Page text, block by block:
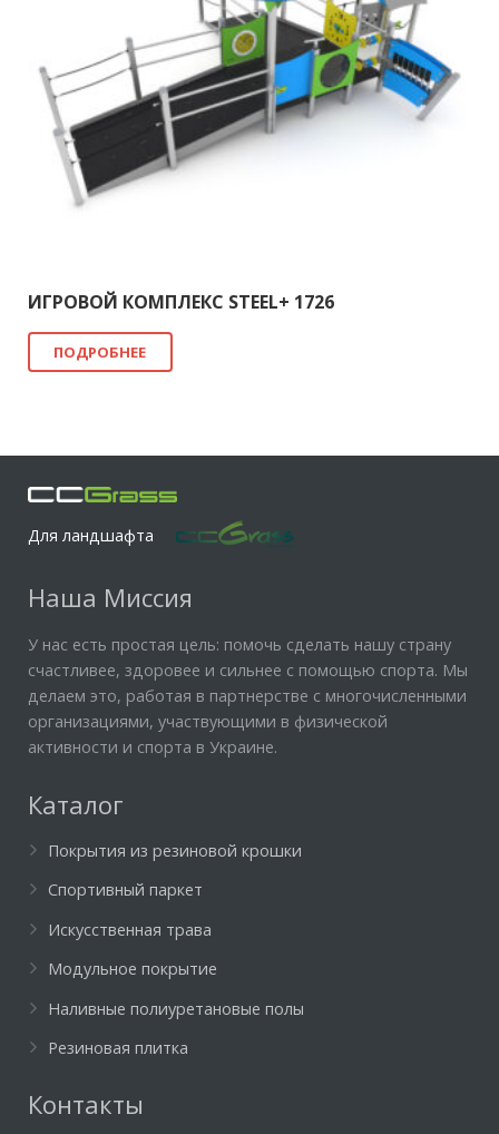
ИГРОВОЙ КОМПЛЕКС STEEL+ 1726
ПОДРОБНЕЕ
Для ландшафта
Наша Миссия
У нас есть простая цель: помочь сделать нашу страну
счастливее, здоровее и сильнее с помощью спорта. Мы
делаем это, работая в партнерстве с многочисленными
организациями, участвующими в физической
активности и спорта в Украине.
Каталог
Покрытия из резиновой крошки
Спортивный паркет
Искусственная трава
Модульное покрытие
Наливные полиуретановые полы
Резиновая плитка
Контакты